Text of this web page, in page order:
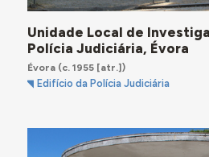
Unidade Local de
Polícia Judiciária, Évora
Évora(c. 1955 [atr.])
Edifício da Polícia Judiciária